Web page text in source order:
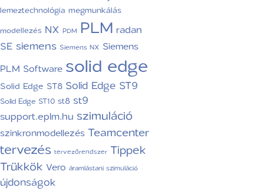
lemeztechnológia megmunkálás
modellezés NX PDM PLM radan
SE siemens Siemens NX Siemens
PLM Software solid edge
Solid Edge ST8 Solid Edge ST9
Solid Edge ST10 st8 st9
support.eplm.hu szimuláció
szinkronmodellezés Teamcenter
tervezés tervezőrendszer Tippek
Trükkök Vero áramlástani szimuláció
újdonságok